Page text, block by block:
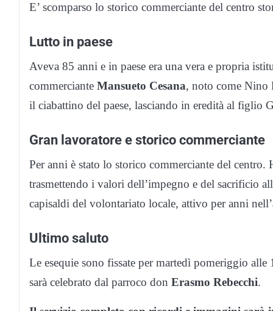
E’ scomparso lo storico commerciante del centro
Lutto in paese
Aveva 85 anni e in paese era una vera e propria
commerciante Mansueto Cesana, noto come Nino
il ciabattino del paese, lasciando in eredità al figlio
Gran lavoratore e storico commerciante
Per anni è stato lo storico commerciante del
trasmettendo i valori dell’impegno e del sacrificio
capisaldi del volontariato locale, attivo per anni
Ultimo saluto
Le esequie sono fissate per martedì pomeriggio
sarà celebrato dal parroco don Erasmo Rebecchi.